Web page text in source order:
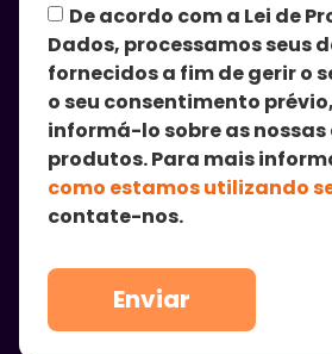
De acordo com a Lei de
Dados, processamos seus
fornecidos a fim de gerir o
o seu consentimento
informá-lo sobre as
produtos. Para mais
como estamos utilizando
contate-nos.
Enviar